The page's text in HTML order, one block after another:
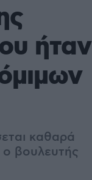
ήταν
καθαρά
ο βουλευτής